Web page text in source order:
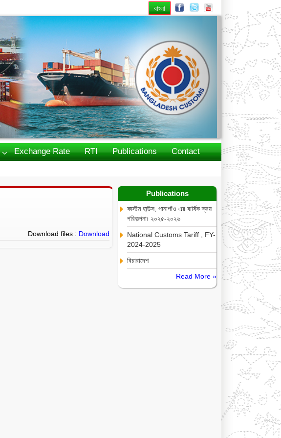
বাংলা
Next
Exchange Rate RTI Publications
Contact
Download files : Download
Publications
কাস্টম হা্উস, পানাগাঁও এর বার্ষিক ক্রয়
পরিকল্পনাঃ ২০২৫-২০২৬
National Customs Tariff , FY-
2024-2025
বিচারাদেশ
Read More »